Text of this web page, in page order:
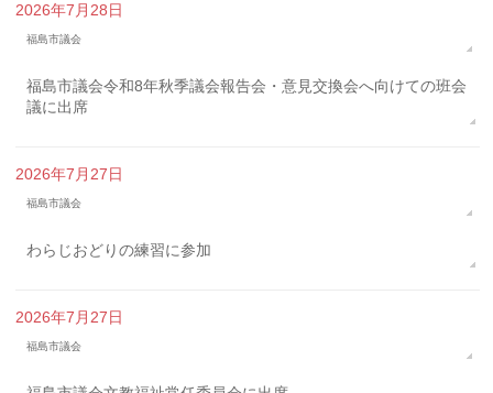
2026年7月28日
福島市議会
福島市議会令和8年秋季議会報告会・意見交換会へ向けての班会
議に出席
2026年7月27日
福島市議会
わらじおどりの練習に参加
2026年7月27日
福島市議会